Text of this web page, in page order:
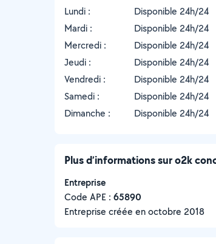
Lundi :
Disponible 24h/24
Mardi :
Disponible 24h/24
Mercredi :
Disponible 24h/24
Jeudi :
Disponible 24h/24
Vendredi :
Disponible 24h/24
Samedi :
Disponible 24h/24
Dimanche :
Disponible 24h/24
Plus d’informations sur o2k
Entreprise
Code APE : 65890
Entreprise créée enoctobre 2018